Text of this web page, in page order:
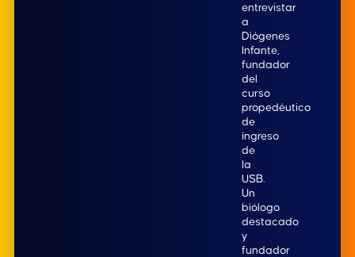
entrevistar
a
Diógenes
Infante,
fundador
del
curso
propedéutico
de
ingreso
de
la
USB.
Un
biólogo
destacado
y
fundador